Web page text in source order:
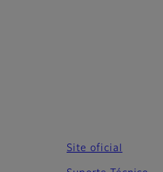
Site oficial